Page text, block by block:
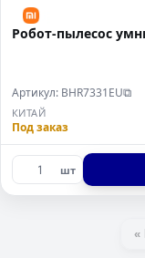
Робот-пылесос
Артикул: BHR7331EU⧉
КИТАЙ
Под заказ
шт
«